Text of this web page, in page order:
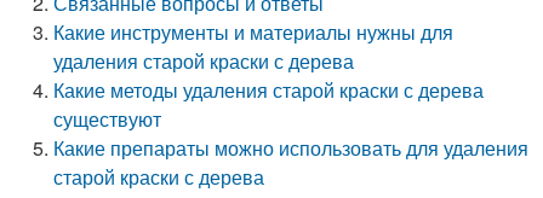
Какие инструменты и материалы нужны для
удаления старой краски с дерева
Какие методы удаления старой краски с дерева
существуют
Какие препараты можно использовать для удаления
старой краски с дерева